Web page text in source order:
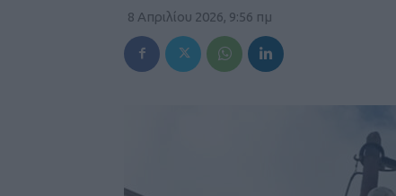
8 Απριλίου 2026, 9:56 πμ